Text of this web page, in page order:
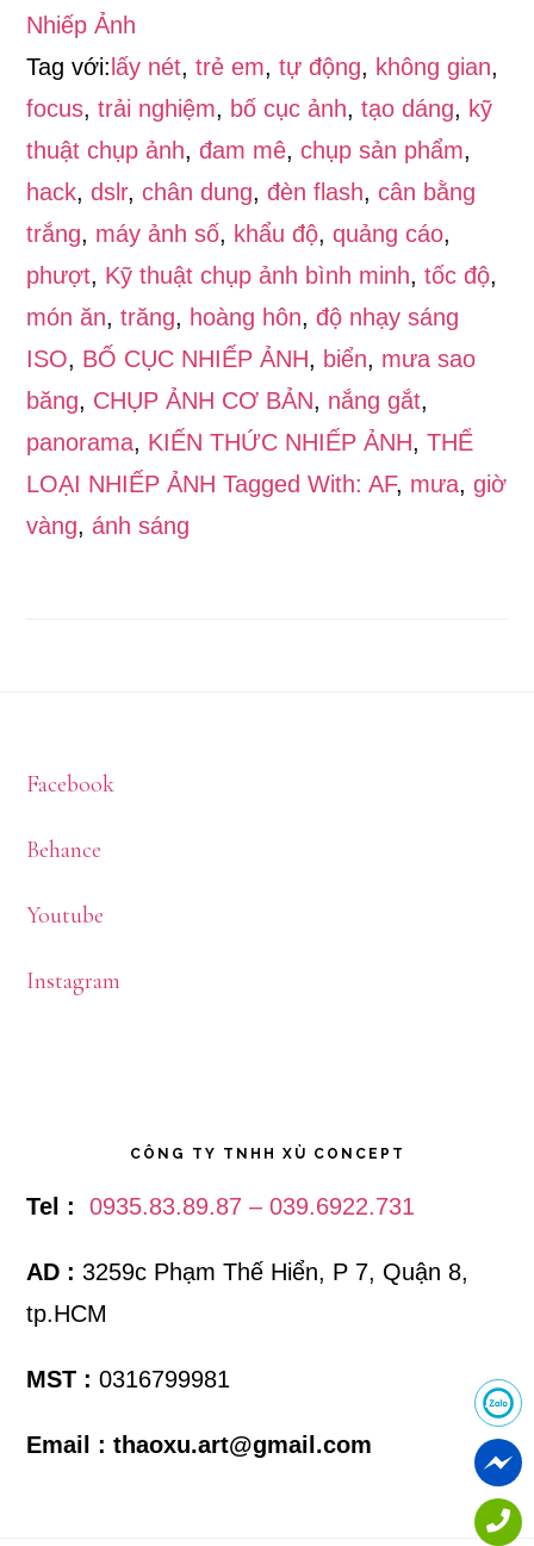
Nhiếp Ảnh
Tag với:lấy nét,trẻ em,tự động, không gian,
focus,trải nghiệm, bố cục ảnh,tạo dáng, kỹ
thuật chụp ảnh,đam mê,chụp sản phẩm,
hack,dslr,chân dung,đèn flash,cân bằng
trắng, máy ảnh số, khẩu độ,quảng cáo,
phượt, Kỹ thuật chụp ảnh bình minh,tốc độ,
món ăn,trăng, hoàng hôn,độ nhạy sáng
ISO, BỐ CỤC NHIẾP ẢNH, biển, mưa sao
băng, CHỤP ẢNH CƠ BẢN, nắng gắt,
panorama, KIẾN THỨC NHIẾP ẢNH,THỂ
LOẠI NHIẾP ẢNH Tagged With: AF, mưa,giờ
vàng,ánh sáng
Facebook
Behance
Youtube
Instagram
CÔNG TY TNHH XÙ CONCEPT
Tel : 0935.83.89.87 – 039.6922.731
AD : 3259c Phạm Thế Hiển, P 7, Quận 8,
tp.HCM
MST :0316799981
Email : thaoxu.art@gmail.com